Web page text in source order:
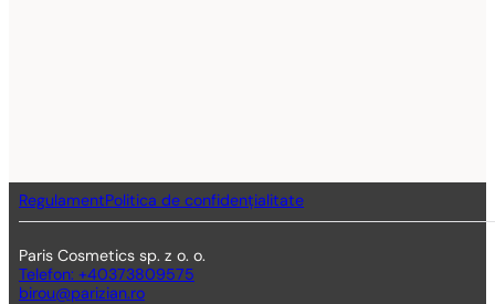
Regulament Politica de confidențialitate
Paris Cosmetics sp. z o. o.
Telefon: +40373809575
birou@parizian.ro